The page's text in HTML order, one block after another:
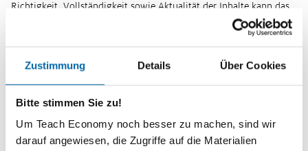
Zustimmung Details Über Cookies
Bitte stimmen Sie zu!
Um Teach Economy noch besser zu machen, sind wir
darauf angewiesen, die Zugriffe auf die Materialien
Richtigkeit, Vollständigkeit sowie Aktualität der Inhalte kann das
IÖB dennoch nicht übernehmen. Insbesondere übernimmt das
IÖB keine Haftung für Schäden, die aus der Benutzung dieser
verantwortlich. Das IÖB überprüft die verlinkten Webseiten nur
zum Zeitpunkt der Verlinkung auf etwaige offensichtliche
Rechtsverstöße hin. Eine permanente Überprüfung fremder Inhalte